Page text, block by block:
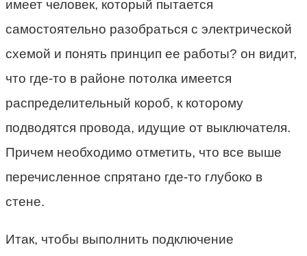
имеет человек, который пытается
самостоятельно разобраться с электрической
схемой и понять принцип ее работы? он видит,
что где-то в районе потолка имеется
распределительный короб, к которому
подводятся провода, идущие от выключателя.
Причем необходимо отметить, что все выше
перечисленное спрятано где-то глубоко в
стене.
Итак, чтобы выполнить подключение